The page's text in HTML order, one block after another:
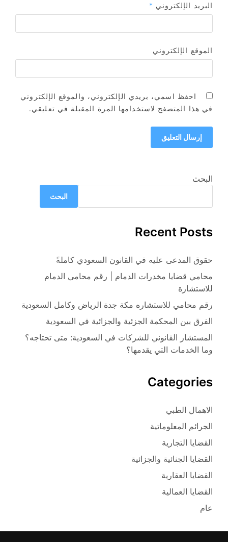
البريد الإلكتروني *
الموقع الإلكتروني
احفظ اسمي، بريدي الإلكتروني، والموقع الإلكتروني
في هذا المتصفح لاستخدامها المرة المقبلة في تعليقي.
البحث
البحث
Recent Posts
حقوق المدعى عليه في القانون السعودي كاملةً
محامي قضايا مخدرات الدمام | رقم محامي الدمام
للاستشارة
رقم محامي للاستشاره مكة جدة الرياض وكامل السعودية
الفرق بين المحكمة الجزئية والجزائية في السعودية
المستشار القانوني للشركات في السعودية: متى تحتاجه؟
وما الخدمات التي يقدمها؟
Categories
الاهمال الطبي
الجرائم المعلوماتية
القضايا التجارية
القضايا الجنائية والجزائية
القضايا العقارية
القضايا العمالية
عام